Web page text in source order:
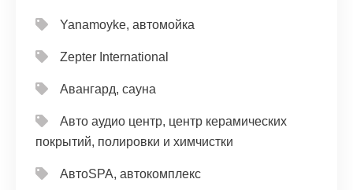
Yanamoyke, автомойка
Zepter International
Авангард, сауна
Авто аудио центр, центр керамических
покрытий, полировки и химчистки
АвтоSPA, автокомплекс